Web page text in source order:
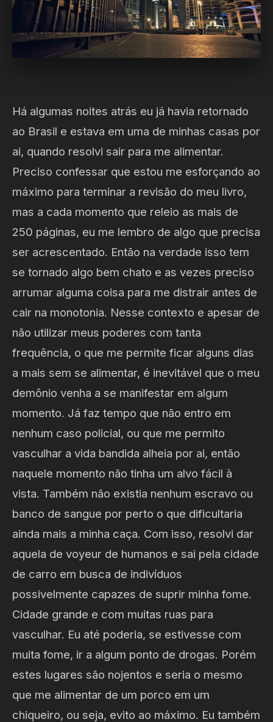
Há algumas noites atrás eu já havia retornado
ao Brasil e estava em uma de minhas casas por
ai, quando resolvi sair para me alimentar.
Preciso confessar que estou me esforçando ao
máximo para terminar a revisão do meu livro,
mas a cada momento que releio as mais de
250 páginas, eu me lembro de algo que precisa
ser acrescentado. Então na verdade isso tem
se tornado algo bem chato e as vezes preciso
arrumar alguma coisa para me distrair antes de
cair na monotonia. Nesse contexto e apesar de
não utilizar meus poderes com tanta
frequência, o que me permite ficar alguns dias
a mais sem se alimentar, é inevitável que o meu
demônio venha a se manifestar em algum
momento. Já faz tempo que não entro em
nenhum caso policial, ou que me permito
vasculhar a vida bandida alheia por ai, então
naquele momento não tinha um alvo fácil à
vista. Também não existia nenhum escravo ou
banco de sangue por perto o que dificultaria
ainda mais a minha caça. Com isso, resolvi dar
aquela de voyeur de humanos e sai pela cidade
de carro em busca de indivíduos
possivelmente capazes de suprir minha fome.
Cidade grande e com muitas ruas para
vasculhar. Eu até poderia, se estivesse com
muita fome, ir a algum ponto de drogas. Porém
estes lugares são nojentos e seria o mesmo
que me alimentar de um porco em um
chiqueiro, ou seja, evito ao máximo. Eu também